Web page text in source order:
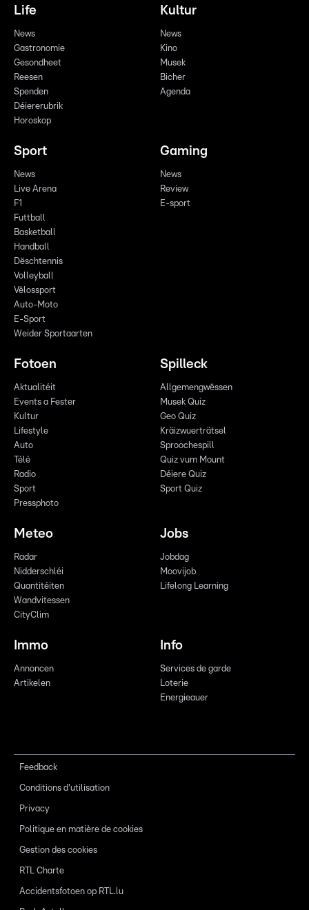
Life
News
Gastronomie
Gesondheet
Reesen
Spenden
Déiererubrik
Horoskop
Kultur
News
Kino
Musek
Bicher
Agenda
Sport
News
Live Arena
F1
Futtball
Basketball
Handball
Dëschtennis
Volleyball
Vëlossport
Auto-Moto
E-Sport
Weider Sportaarten
Gaming
News
Review
E-sport
Fotoen
Aktualitéit
Events a Fester
Kultur
Lifestyle
Auto
Télé
Radio
Sport
Pressphoto
Spilleck
Allgemengwëssen
Musek Quiz
Geo Quiz
Kräizwuerträtsel
Sproochespill
Quiz vum Mount
Déiere Quiz
Sport Quiz
Meteo
Radar
Nidderschléi
Quantitéiten
Wandvitessen
CityClim
Jobs
Jobdag
Moovijob
Lifelong Learning
Immo
Annoncen
Artikelen
Info
Services de garde
Loterie
Energieauer
Feedback
Conditions d'utilisation
Privacy
Politique en matière de cookies
Gestion des cookies
RTL Charte
Accidentsfotoen op RTL.lu